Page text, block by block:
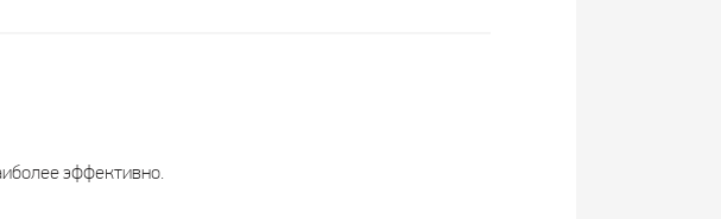
эффективно.